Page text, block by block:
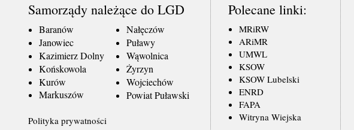
Samorządy należące do LGD
Baranów
Janowiec
Kazimierz Dolny
Końskowola
Kurów
Markuszów
Nałęczów
Puławy
Wąwolnica
Żyrzyn
Wojciechów
Powiat Puławski
Polecane linki:
MRiRW
ARiMR
UMWL
KSOW
KSOW Lubelski
ENRD
FAPA
Witryna Wiejska
Polityka prywatności